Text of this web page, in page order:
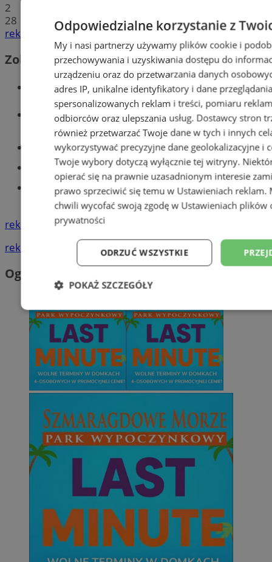
2
28
reklama
Zobacz również
Wiadomości kryminalne w Tychach
Wiadomości lokalne
Części samochodowe do -70%!
Tworzenie stron www - Tychy
Znajdź pracę - codziennie nowe
ogłoszenia
reklama
reklama
Ogłoszenia
Odpowiedzialne korzystanie z
My i nasi partnerzy używamy plików cookie i
przechowywania i uzyskiwania dostępu do
urządzeniu oraz do przetwarzania danych
adres IP, unikalne identyfikatory i dane
spersonalizowanych reklam i treści, pomiaru
odbiorców oraz ulepszania usług. Dostawcy stron
również przetwarzać Twoje dane w tych i innych
wykorzystywać precyzyjne dane geolokalizacyjne i
Twoje wybory dotyczą wyłącznie tej witryny.
opierać się na prawnie uzasadnionym interesie
prawo sprzeciwić się temu w Ustawieniach reklam.
chwili wycofać swoją zgodę w Ustawieniach plików
prywatności
ODRZUĆ WSZYSTKIE
POKAŻ SZCZEGÓŁY
Niezbędne Wydajność
Niesklasyfikowane
Niezbędne Wydajność Targetowanie
Niezbędne pliki cookie umożliwiają korzystanie z podstawowych
takich jak logowanie użytkownika i zarządzanie kontem. Bez
można prawidłowo korzystać ze strony internetowej.
Nazwa
SessID